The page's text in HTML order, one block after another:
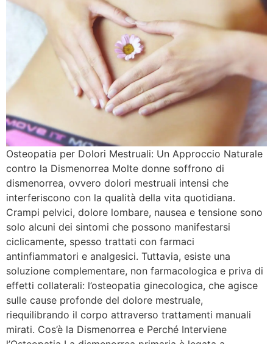
Osteopatia per Dolori Mestruali: Un Approccio Naturale
contro la Dismenorrea Molte donne soffrono di
dismenorrea, ovvero dolori mestruali intensi che
interferiscono con la qualità della vita quotidiana.
Crampi pelvici, dolore lombare, nausea e tensione sono
solo alcuni dei sintomi che possono manifestarsi
ciclicamente, spesso trattati con farmaci
antinfiammatori e analgesici. Tuttavia, esiste una
soluzione complementare, non farmacologica e priva di
effetti collaterali: l’osteopatia ginecologica, che agisce
sulle cause profonde del dolore mestruale,
riequilibrando il corpo attraverso trattamenti manuali
mirati. Cos’è la Dismenorrea e Perché Interviene